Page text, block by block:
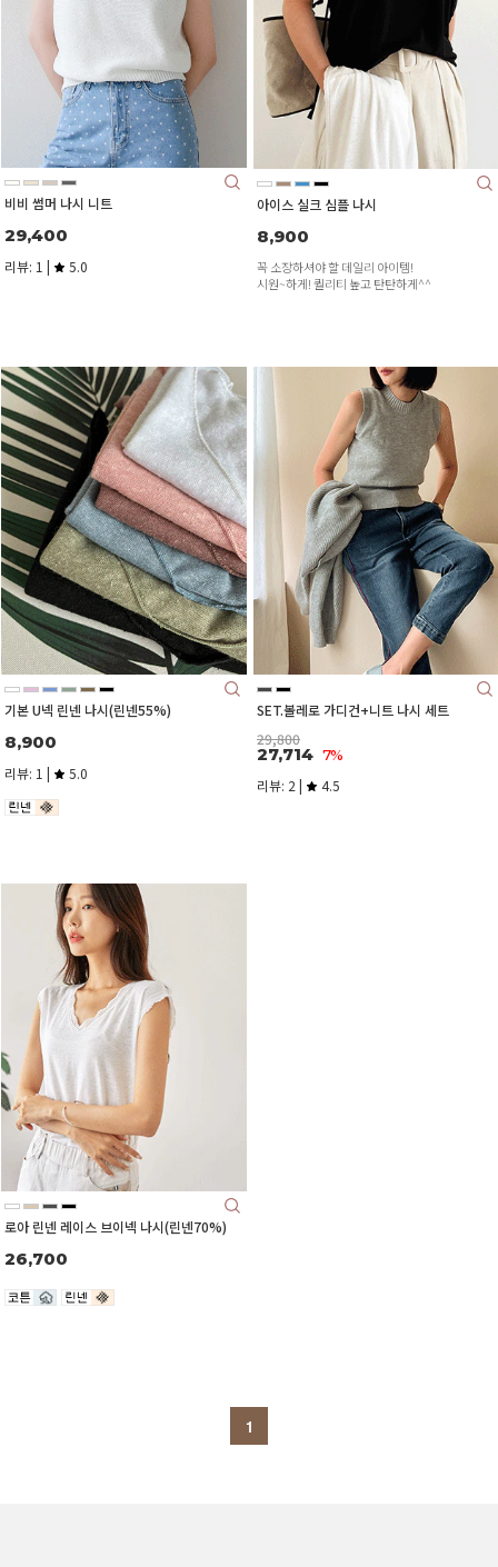
비비 썸머 나시 니트
29,400
리뷰: 1 | 5.0
아이스 실크 심플 나시
8,900
꼭 소장하셔야 할 데일리 아이템!
시원~하게! 퀄리티 높고 탄탄하게^^
기본 U넥 린넨 나시(린넨55%)
8,900
리뷰: 1 | 5.0
SET.볼레로 가디건+니트 나시 세트
29,800
27,714 7%
리뷰: 2 | 4.5
로아 린넨 레이스 브이넥 나시(린넨70%)
26,700
1